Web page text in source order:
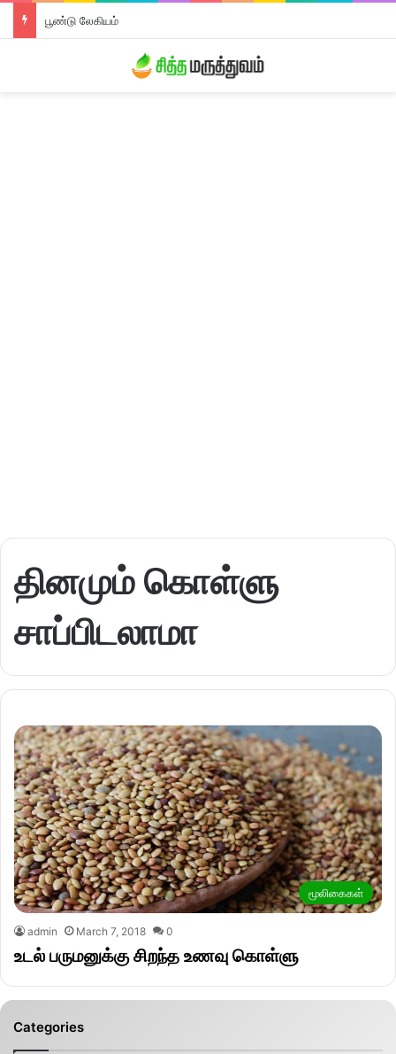
பூண்டு லேகியம்
தினமும் கொள்ளு
சாப்பிடலாமா
மூலிகைகள்
admin March 7, 2018 0
உடல் பருமனுக்கு சிறந்த உணவு கொள்ளு
Categories